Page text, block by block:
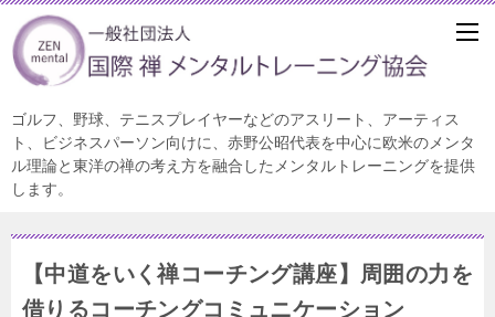
ゴルフ、野球、テニスプレイヤーなどのアスリート、アーティス
ト、ビジネスパーソン向けに、赤野公昭代表を中心に欧米のメンタ
ル理論と東洋の禅の考え方を融合したメンタルトレーニングを提供
します。
【中道をいく禅コーチング講座】周囲の力を
借りるコーチングコミュニケーション